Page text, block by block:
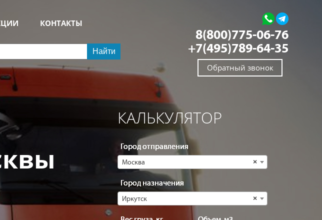
КОНТАКТЫ
Найти
8(800)775-06-76
+7(495)789-64-35
Обратный звонок
КАЛЬКУЛЯТОР
Город отправления
×
Москва
Город назначения
×
Иркутск